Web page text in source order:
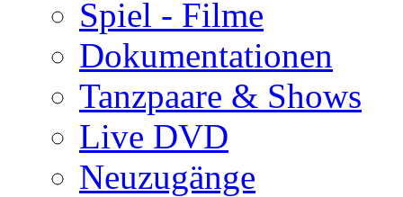
Spiel - Filme
Dokumentationen
Tanzpaare & Shows
Live DVD
Neuzugänge